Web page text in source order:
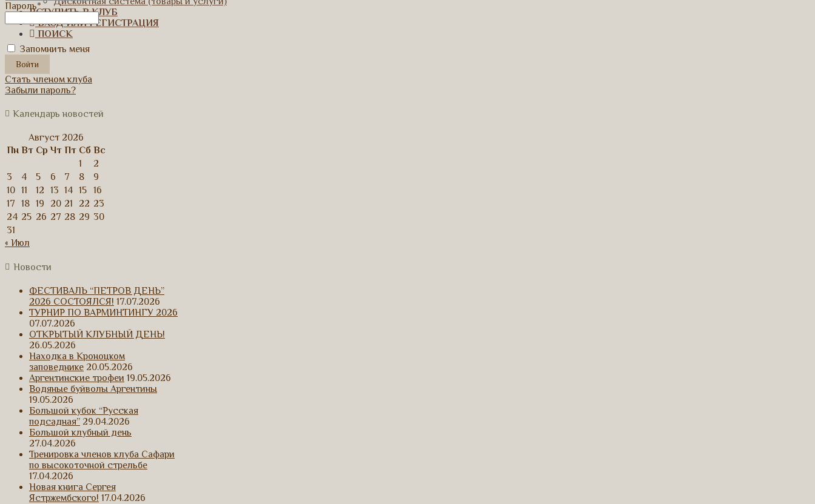
ВСТУПИТЬ В КЛУБ
ВХОД ИЛИ РЕГИСТРАЦИЯ
ПОИСК
Пароль*
Запомнить меня
Стать членом клуба
Забыли пароль?
Календарь новостей
Август 2026
Пн Вт Ср Чт Пт Сб Вс
1
2
3
4 5 6 7 8
9
10 11 12 13 14 15
16
17
18 19 20 21 22 23
24 25 26 27 28 29 30
31
« Июл
Новости
ФЕСТИВАЛЬ “ПЕТРОВ ДЕНЬ”
2026 СОСТОЯЛСЯ! 17.07.2026
ТУРНИР ПО ВАРМИНТИНГУ 2026
07.07.2026
ОТКРЫТЫЙ КЛУБНЫЙ ДЕНЬ!
26.05.2026
Находка в Кроноцком
заповеднике 20.05.2026
Аргентинские трофеи 19.05.2026
Водяные буйволы Аргентины
19.05.2026
Большой кубок “Русская
подсадная” 29.04.2026
Большой клубный день
27.04.2026
Тренировка членов клуба Сафари
по высокоточной стрельбе
17.04.2026
Новая книга Сергея
Ястржембского! 17.04.2026